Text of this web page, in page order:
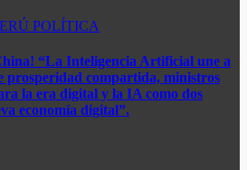
POLÍTICA
“La Inteligencia Artificial une a
prosperidad compartida, ministros
la era digital y la IA como dos
economía digital”.